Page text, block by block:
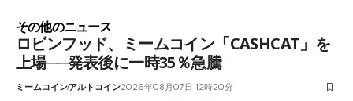
その他のニュース
ロビンフッド、ミームコイン「CASHCAT」を
上場──発表後に一時35％急騰
ミームコインアルトコイン2026年08月07日 12時20分